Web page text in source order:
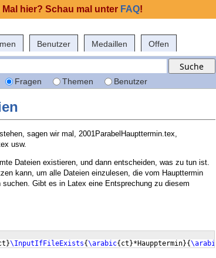
Benutzer Medaillen Offen
Fragen Themen Benutzer
sagen wir mal, 2001ParabelHaupttermin.tex,
usw.
Dateien existieren, und dann entscheiden, was zu tun ist.
kann, um alle Dateien einzulesen, die vom Haupttermin
Gibt es in Latex eine Entsprechung zu diesem
}\InputIfFileExists{\arabic{ ct }*Haupptermin}{\arabic
hier? Schau mal unter FAQ!